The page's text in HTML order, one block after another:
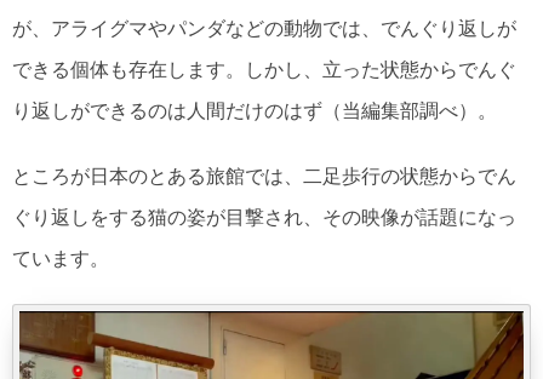
が、アライグマやパンダなどの動物では、でんぐり返しが
できる個体も存在します。しかし、立った状態からでんぐ
り返しができるのは人間だけのはず（当編集部調べ）。
ところが日本のとある旅館では、二足歩行の状態からでん
ぐり返しをする猫の姿が目撃され、その映像が話題になっ
ています。